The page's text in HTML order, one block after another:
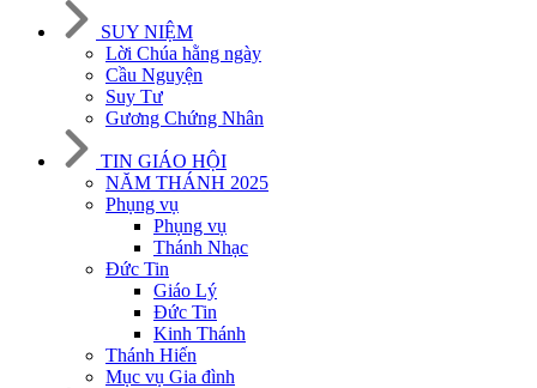
SUY NIỆM
Lời Chúa hằng ngày
Cầu Nguyện
Suy Tư
Gương Chứng Nhân
TIN GIÁO HỘI
NĂM THÁNH 2025
Phụng vụ
Phụng vụ
Thánh Nhạc
Đức Tin
Giáo Lý
Đức Tin
Kinh Thánh
Thánh Hiến
Mục vụ Gia đình